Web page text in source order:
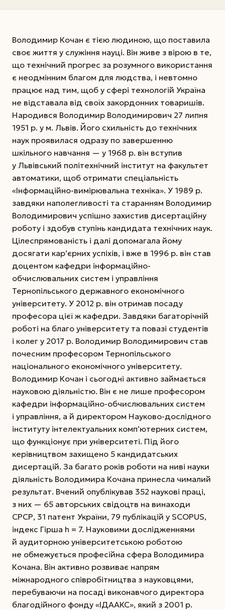
Володимир Кочан є тією людиною, що поставила
своє життя у служіння науці. Він живе з вірою в те,
що технічний прогрес за розумного використання
є неодмінним благом для людства, і невтомно
працює над тим, щоб у сфері технологій Україна
не відставала від своїх закордонних товаришів.
Народився Володимир Володимирович 27 липня
1951 р. у м. Львів. Його схильність до технічних
наук проявилася одразу по завершенню
шкільного навчання — у 1968 р. він вступив
у Львівський політехнічний інститут на факультет
автоматики, щоб отримати спеціальність
«Інформаційно-вимірювальна техніка». У 1989 р.
завдяки наполегливості та старанням Володимир
Володимирович успішно захистив дисертаційну
роботу і здобув ступінь кандидата технічних наук.
Цілеспрямованість і далі допомагала йому
досягати кар’єрних успіхів, і вже в 1996 р. він став
доцентом кафедри інформаційно-
обчислювальних систем і управління
Тернопільського державного економічного
університету. У 2012 р. він отримав посаду
професора цієї ж кафедри. Завдяки багаторічній
роботі на благо університету та повазі студентів
і колег у 2017 р. Володимир Володимирович став
почесним професором Тернопільського
національного економічного університету.
Володимир Кочан і сьогодні активно займається
науковою діяльністю. Він є не лише професором
кафедри інформаційно-обчислювальних систем
і управління, а й директором Науково-дослідного
інституту інтелектуальних комп’ютерних систем,
що функціонує при університеті. Під його
керівництвом захищено 5 кандидатських
дисертацій. За багато років роботи на ниві науки
діяльність Володимира Кочана принесла чималий
результат. Вчений опублікував 352 наукові праці,
з них — 65 авторських свідоцтв на винаходи
СРСР, 31 патент України, 79 публікацій у SCOPUS,
індекс Гірша h = 7. Науковими дослідженнями
й аудиторною університетською роботою
не обмежується професійна сфера Володимира
Кочана. Він активно розвиває напрям
міжнародного співробітництва з науковцями,
перебуваючи на посаді виконавчого директора
благодійного фонду «ІДААКС», який з 2001 р.